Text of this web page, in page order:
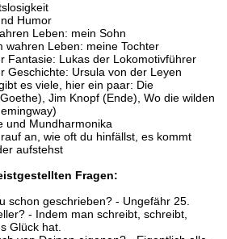
Humor
Leben: mein Sohn
wahren Leben: meine Tochter
Fantasie: Lukas der Lokomotivführer
Geschichte: Ursula von der Leyen
es viele, hier ein paar: Die
Jim Knopf (Ende), Wo die wilden
und Mundharmonika
an, wie oft du hinfällst, es kommt
aufstehst
Fragen:
schon geschrieben? - Ungefähr 25.
- Indem man schreibt, schreibt,
Glück hat.